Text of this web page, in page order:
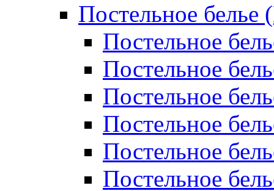
Постельное
Постельное
Постельное
Постельное
Постельное
Постельное
Постельное